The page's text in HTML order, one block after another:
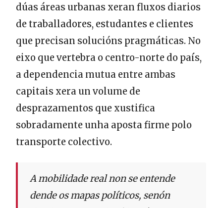
dúas áreas urbanas xeran fluxos diarios
de traballadores, estudantes e clientes
que precisan solucións pragmáticas. No
eixo que vertebra o centro-norte do país,
a dependencia mutua entre ambas
capitais xera un volume de
desprazamentos que xustifica
sobradamente unha aposta firme polo
transporte colectivo.
A mobilidade real non se entende
dende os mapas políticos, senón